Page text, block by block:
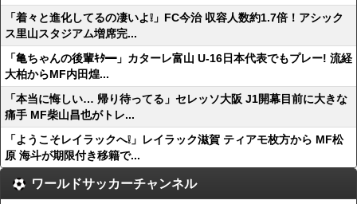
「着々と進化してるの凄いよ❕」FC今治 収容人数約1.7倍！アシック
ス里山スタジアム増席完...
「亀ちゃんの後輩ｷﾀ━」カターレ富山 U-16日本代表でもプレー! 流経
大柏からMF内田煌...
「本当に悔しい… 帰り待ってる」セレッソ大阪 J1開幕目前に大きな
痛手 MF柴山昌也がトレ...
「ようこそレイラックへ❕」レイラック滋賀 ティアモ枚方から MF松
原 海斗が期限付き移籍で...
ワールドサッカーチャンネル